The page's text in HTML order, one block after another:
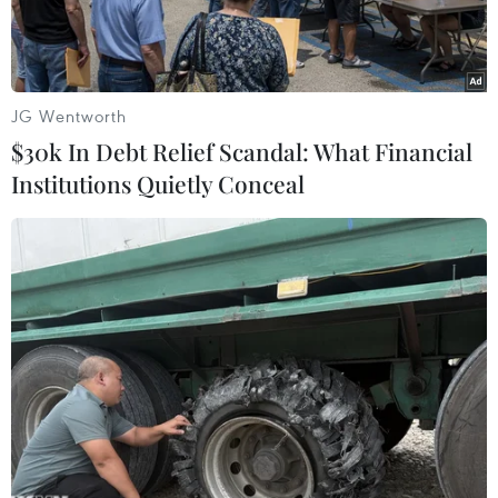
Một điểm tiêm vaccine ngừa bệnh đậu mùa khỉ ở Los Angeles,
California, Mỹ. (Ảnh: AFP/TTXVN)
Ngày 2/8, Tổng thống Mỹ Joe Biden đã chỉ định
các quan chức hàng đầu của Cơ quan Quản lý
khẩn cấp liên bang (FEMA) và Trung tâm Phòng
JG Wentworth
$30k In Debt Relief Scandal: What Financial
Institutions Quietly Conceal